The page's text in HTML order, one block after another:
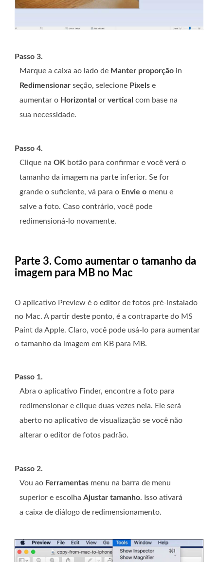
Passo 3.
Marque a caixa ao lado de Manter proporção in
Redimensionar seção, selecione Pixels e
aumentar o Horizontal or vertical com base na
sua necessidade.
Passo 4.
Clique na OK botão para confirmar e você verá o
tamanho da imagem na parte inferior. Se for
grande o suficiente, vá para o Envie o menu e
salve a foto. Caso contrário, você pode
redimensioná-lo novamente.
Parte 3. Como aumentar o tamanho da
imagem para MB no Mac
O aplicativo Preview é o editor de fotos pré-instalado
no Mac. A partir deste ponto, é a contraparte do MS
Paint da Apple. Claro, você pode usá-lo para aumentar
o tamanho da imagem em KB para MB.
Passo 1.
Abra o aplicativo Finder, encontre a foto para
redimensionar e clique duas vezes nela. Ele será
aberto no aplicativo de visualização se você não
alterar o editor de fotos padrão.
Passo 2.
Vou ao Ferramentas menu na barra de menu
superior e escolha Ajustar tamanho. Isso ativará
a caixa de diálogo de redimensionamento.